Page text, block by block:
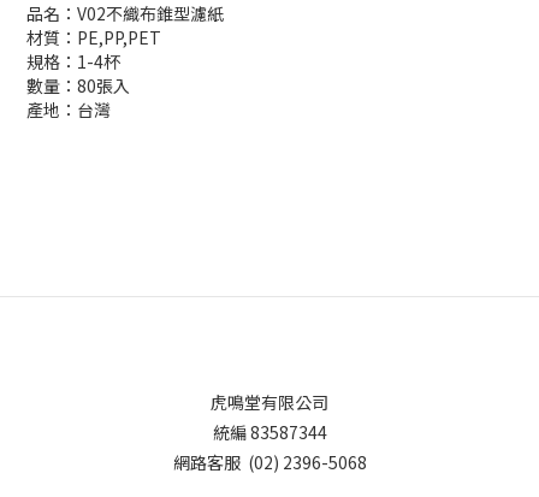
品名：V02不織布錐型濾紙
材質：PE,PP,PET
規格：1-4杯
數量：80張入
產地：台灣
虎鳴堂有限公司
統編 83587344
網路客服 (02) 2396-5068